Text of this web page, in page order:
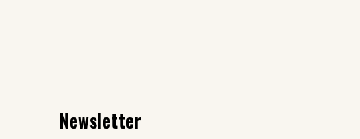
Newsletter